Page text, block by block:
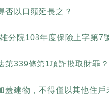
否以口頭延長之？
分院108年度保險上字第7
第339條第1項詐欺取財罪？
蓋建物，不得僅以其他住戶